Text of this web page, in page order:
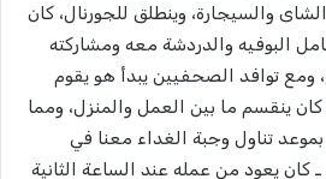
والسيجارة، وينطلق للجورنال، كان
البوفيه والدردشة معه ومشاركته
ومع توافد الصحفيين يبدأ هو يقوم
كان ينقسم ما بين العمل والمنزل، ومما
تناول وجبة الغداء معنا في
يعود من عمله عند الساعة الثانية